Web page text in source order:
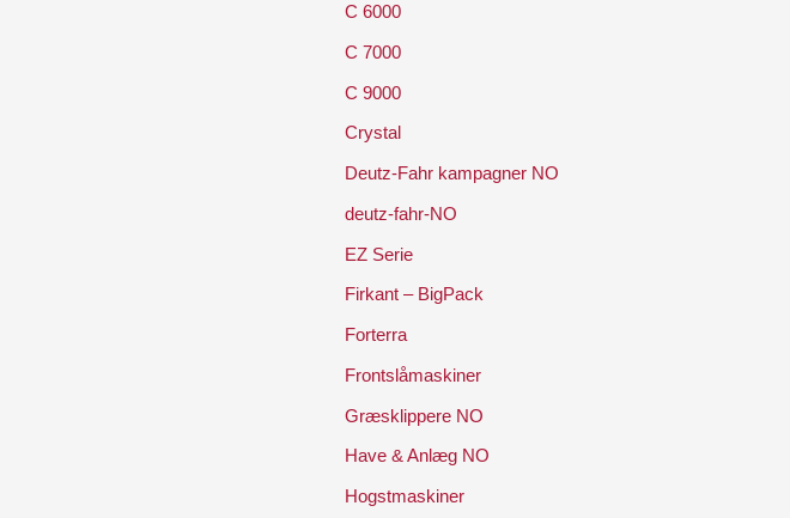
C 6000
C 7000
C 9000
Crystal
Deutz-Fahr kampagner NO
deutz-fahr-NO
EZ Serie
Firkant – BigPack
Forterra
Frontslåmaskiner
Græsklippere NO
Have & Anlæg NO
Hogstmaskiner